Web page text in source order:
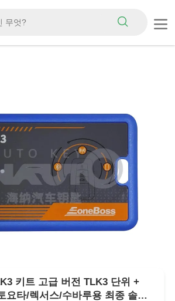
키트 고급 버전 TLK3 단위 +
요타/렉서스/수바루용 최종 솔루